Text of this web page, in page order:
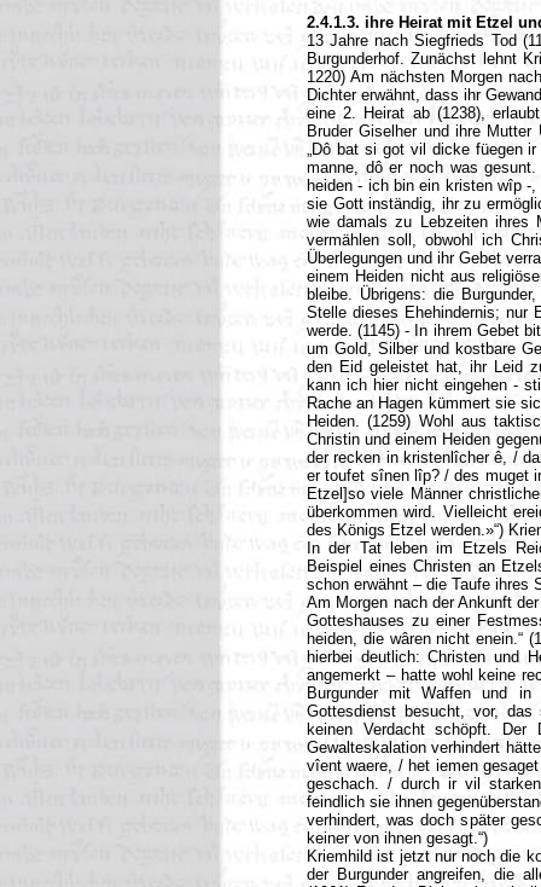
2.4.1.3. ihre Heirat mit Etzel
13 Jahre nach Siegfrieds Tod
Burgunderhof. Zunächst lehnt
1220) Am nächsten Morgen
Dichter erwähnt, dass ihr
eine 2. Heirat ab (1238),
Bruder Giselher und ihre
„Dô bat si got vil dicke füegen
manne, dô er noch was
heiden - ich bin ein kristen wîp -
sie Gott inständig, ihr zu
wie damals zu Lebzeiten ihres
vermählen soll, obwohl ich
Überlegungen und ihr Gebet
einem Heiden nicht aus
bleibe. Übrigens: die
Stelle dieses Ehehindernis; nur
werde. (1145) - In ihrem Gebet
um Gold, Silber und kostbare
den Eid geleistet hat, ihr Leid
kann ich hier nicht eingehen -
Rache an Hagen kümmert sie
Heiden. (1259) Wohl aus
Christin und einem Heiden
der recken in kristenlîcher ê, /
er toufet sînen lîp? / des muget
Etzel]so viele Männer
überkommen wird. Vielleicht
des Königs Etzel werden.»“)
In der Tat leben im Etzels
Beispiel eines Christen an
schon erwähnt – die Taufe ihres
Am Morgen nach der Ankunft
Gotteshauses zu einer
heiden, die wâren nicht enein.“
hierbei deutlich: Christen und
angemerkt – hatte wohl keine
Burgunder mit Waffen und
Gottesdienst besucht, vor,
keinen Verdacht schöpft.
Gewalteskalation verhindert
vîent waere, / het iemen
geschach. / durch ir vil
feindlich sie ihnen
verhindert, was doch später
keiner von ihnen gesagt.“)
Kriemhild ist jetzt nur noch die
der Burgunder angreifen, die